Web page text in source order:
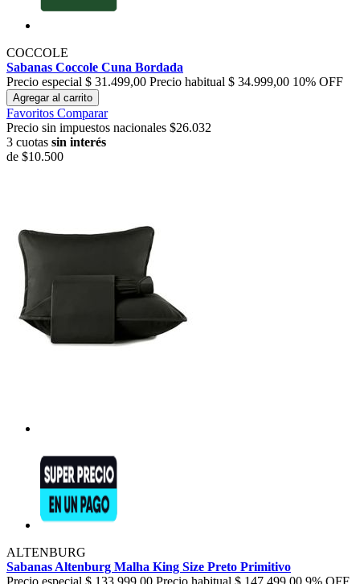
COCCOLE
Sabanas Coccole Cuna Bordada
Precio especial $ 31.499,00 Precio habitual $ 34.999,00 10% OFF
Agregar al carrito
Favoritos Comparar
Precio sin impuestos nacionales $26.032
3 cuotas sin interés
de $10.500
ALTENBURG
Sabanas Altenburg Malha King Size Preto Primitivo
Precio especial $ 133.999,00 Precio habitual $ 147.499,00 9% OFF